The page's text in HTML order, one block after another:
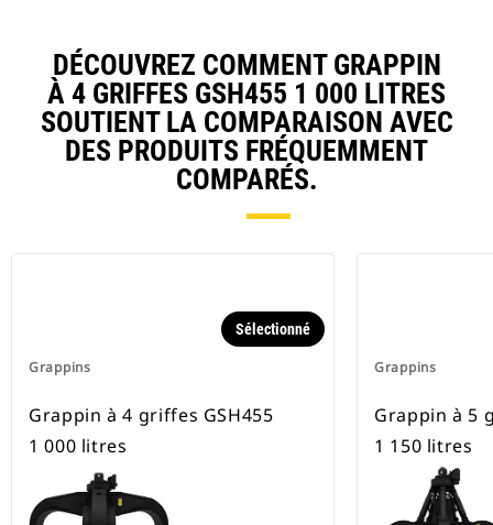
DÉCOUVREZ COMMENT GRAPPIN
À 4 GRIFFES GSH455 1 000 LITRES
SOUTIENT LA COMPARAISON AVEC
DES PRODUITS FRÉQUEMMENT
COMPARÉS.
Grappins
Sélectionné
Grappin à 4 griffes GSH455
1 000 litres
Grappins
Grappin à 5
1 150 litres